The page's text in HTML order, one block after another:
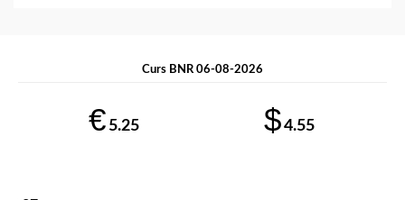
Curs BNR 06-08-2026
€ 5.25 $4.55